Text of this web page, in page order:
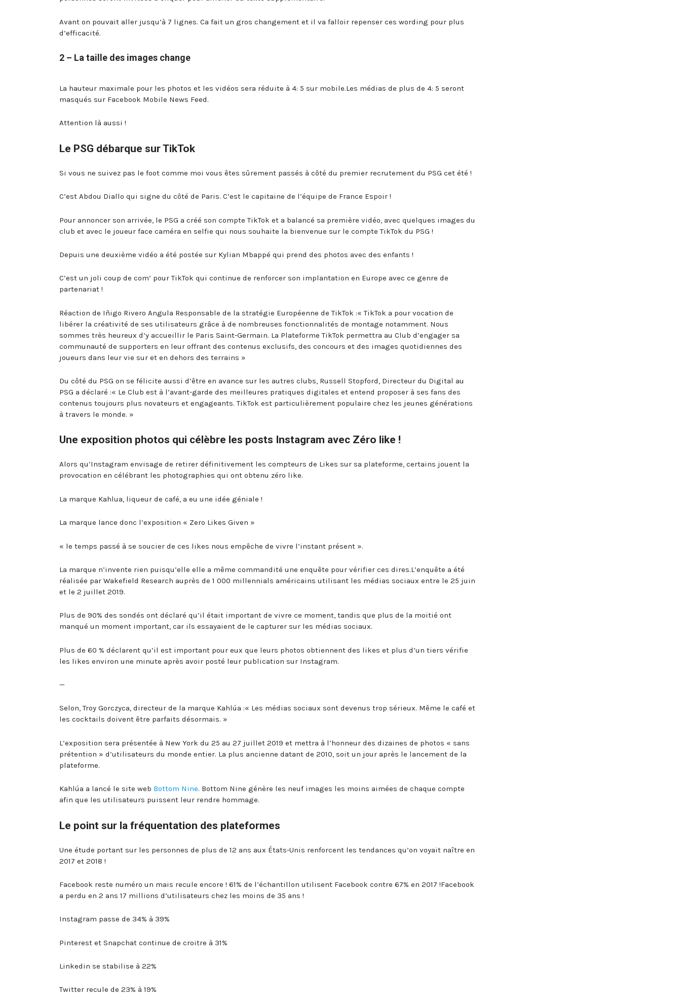
Avant on pouvait aller jusqu’à 7 lignes. Ca fait un gros changement et il va falloir repenser ces wording pour plus
d’efficacité.
2 – La taille des images change
La hauteur maximale pour les photos et les vidéos sera réduite à 4: 5 sur mobile.Les médias de plus de 4: 5 seront
masqués sur Facebook Mobile News Feed.
Attention là aussi !
Le PSG débarque sur TikTok
Si vous ne suivez pas le foot comme moi vous êtes sûrement passés à côté du premier recrutement du PSG cet été !
C’est Abdou Diallo qui signe du côté de Paris. C’est le capitaine de l’équipe de France Espoir !
Pour annoncer son arrivée, le PSG a créé son compte TikTok et a balancé sa première vidéo, avec quelques images du
club et avec le joueur face caméra en selfie qui nous souhaite la bienvenue sur le compte TikTok du PSG !
Depuis une deuxième vidéo a été postée sur Kylian Mbappé qui prend des photos avec des enfants !
C’est un joli coup de com’ pour TikTok qui continue de renforcer son implantation en Europe avec ce genre de
partenariat !
Réaction de Iñigo Rivero Angula Responsable de la stratégie Européenne de TikTok :« TikTok a pour vocation de
libérer la créativité de ses utilisateurs grâce à de nombreuses fonctionnalités de montage notamment. Nous
sommes très heureux d’y accueillir le Paris Saint-Germain. La Plateforme TikTok permettra au Club d’engager sa
communauté de supporters en leur offrant des contenus exclusifs, des concours et des images quotidiennes des
joueurs dans leur vie sur et en dehors des terrains »
Du côté du PSG on se félicite aussi d’être en avance sur les autres clubs, Russell Stopford, Directeur du Digital au
PSG a déclaré :« Le Club est à l’avant-garde des meilleures pratiques digitales et entend proposer à ses fans des
contenus toujours plus novateurs et engageants. TikTok est particulièrement populaire chez les jeunes générations
à travers le monde. »
Une exposition photos qui célèbre les posts Instagram avec Zéro like !
Alors qu’Instagram envisage de retirer définitivement les compteurs de Likes sur sa plateforme, certains jouent la
provocation en célébrant les photographies qui ont obtenu zéro like.
La marque Kahlua, liqueur de café, a eu une idée géniale !
La marque lance donc l’exposition « Zero Likes Given »
« le temps passé à se soucier de ces likes nous empêche de vivre l’instant présent ».
La marque n’invente rien puisqu’elle elle a même commandité une enquête pour vérifier ces dires.L’enquête a été
réalisée par Wakefield Research auprès de 1 000 millennials américains utilisant les médias sociaux entre le 25 juin
et le 2 juillet 2019.
Plus de 90% des sondés ont déclaré qu’il était important de vivre ce moment, tandis que plus de la moitié ont
manqué un moment important, car ils essayaient de le capturer sur les médias sociaux.
Plus de 60 % déclarent qu’il est important pour eux que leurs photos obtiennent des likes et plus d’un tiers vérifie
les likes environ une minute après avoir posté leur publication sur Instagram.
—
Selon, Troy Gorczyca, directeur de la marque Kahlúa :« Les médias sociaux sont devenus trop sérieux. Même le café et
les cocktails doivent être parfaits désormais. »
L’exposition sera présentée à New York du 25 au 27 juillet 2019 et mettra à l’honneur des dizaines de photos « sans
prétention » d’utilisateurs du monde entier. La plus ancienne datant de 2010, soit un jour après le lancement de la
plateforme.
Kahlúa a lancé le site web Bottom Nine. Bottom Nine génère les neuf images les moins aimées de chaque compte
afin que les utilisateurs puissent leur rendre hommage.
Le point sur la fréquentation des plateformes
Une étude portant sur les personnes de plus de 12 ans aux États-Unis renforcent les tendances qu’on voyait naître en
2017 et 2018 !
Facebook reste numéro un mais recule encore ! 61% de l’échantillon utilisent Facebook contre 67% en 2017 !Facebook
a perdu en 2 ans 17 millions d’utilisateurs chez les moins de 35 ans !
Instagram passe de 34% à 39%
Pinterest et Snapchat continue de croitre à 31%
Linkedin se stabilise à 22%
Twitter recule de 23% à 19%